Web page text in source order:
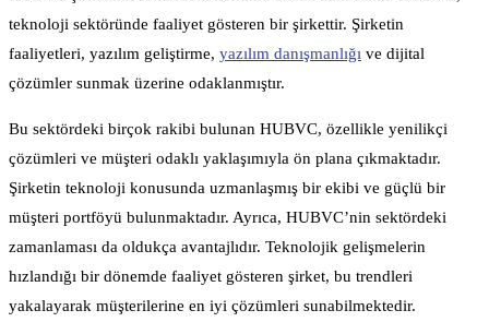
teknoloji sektöründe faaliyet gösteren bir şirkettir. Şirketin
faaliyetleri, yazılım geliştirme, yazılım danışmanlığı ve dijital
çözümler sunmak üzerine odaklanmıştır.
Bu sektördeki birçok rakibi bulunan HUBVC, özellikle yenilikçi
çözümleri ve müşteri odaklı yaklaşımıyla ön plana çıkmaktadır.
Şirketin teknoloji konusunda uzmanlaşmış bir ekibi ve güçlü bir
müşteri portföyü bulunmaktadır. Ayrıca, HUBVC’nin sektördeki
zamanlaması da oldukça avantajlıdır. Teknolojik gelişmelerin
hızlandığı bir dönemde faaliyet gösteren şirket, bu trendleri
yakalayarak müşterilerine en iyi çözümleri sunabilmektedir.